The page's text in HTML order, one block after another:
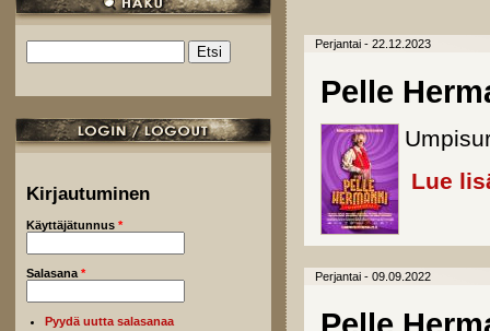
Hakulomake
Kirjautuminen
Käyttäjätunnus *
Salasana *
Pyydä uutta salasanaa
Perjantai - 22.12.2023
Pelle
Lue
Perjantai - 09.09.2022